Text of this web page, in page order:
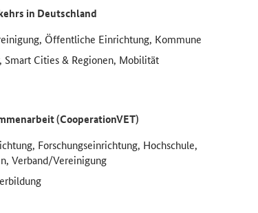
in Deutschland
Öffentliche Einrichtung, Kommune
Smart Cities & Regionen, Mobilität
(CooperationVET)
Forschungseinrichtung, Hochschule,
Verband/Vereinigung